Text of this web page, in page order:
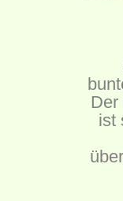
Der
ist